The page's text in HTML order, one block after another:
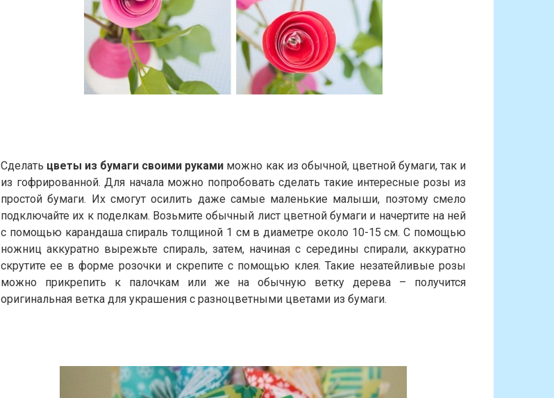
Сделать цветы из бумаги своими руками можно как из обычной, цветной бумаги, так и
из гофрированной. Для начала можно попробовать сделать такие интересные розы из
простой бумаги. Их смогут осилить даже самые маленькие малыши, поэтому смело
подключайте их к поделкам. Возьмите обычный лист цветной бумаги и начертите на ней
с помощью карандаша спираль толщиной 1 см в диаметре около 10-15 см. С помощью
ножниц аккуратно вырежьте спираль, затем, начиная с середины спирали, аккуратно
скрутите ее в форме розочки и скрепите с помощью клея. Такие незатейливые розы
можно прикрепить к палочкам или же на обычную ветку дерева – получится
оригинальная ветка для украшения с разноцветными цветами из бумаги.